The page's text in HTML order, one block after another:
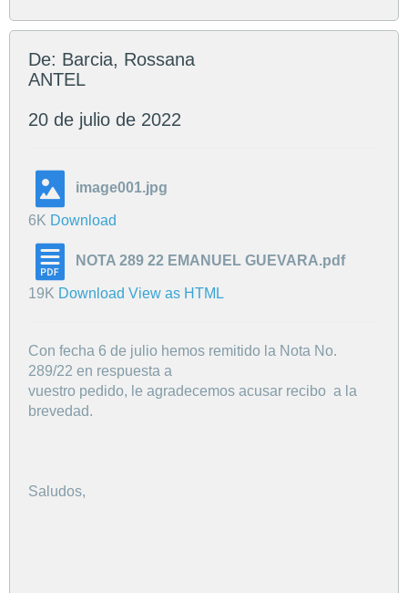
De: Barcia, Rossana
ANTEL
20 de julio de 2022
image001.jpg
6K Download
NOTA 289 22 EMANUEL GUEVARA.pdf
19K Download View as HTML
Con fecha 6 de julio hemos remitido la Nota No.
289/22 en respuesta a
vuestro pedido, le agradecemos acusar recibo a la
brevedad.
Saludos,